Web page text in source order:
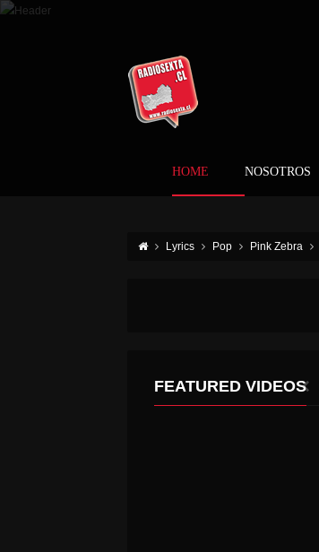
HOME NOSOTROS
Lyrics Pop Pink Zebra
FEATURED VIDEOS